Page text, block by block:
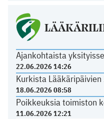
Ajankohtaista
22.06.2026 14:26
Kurkista
18.06.2026 08:58
Poikkeuksia toimiston
11.06.2026 12:21